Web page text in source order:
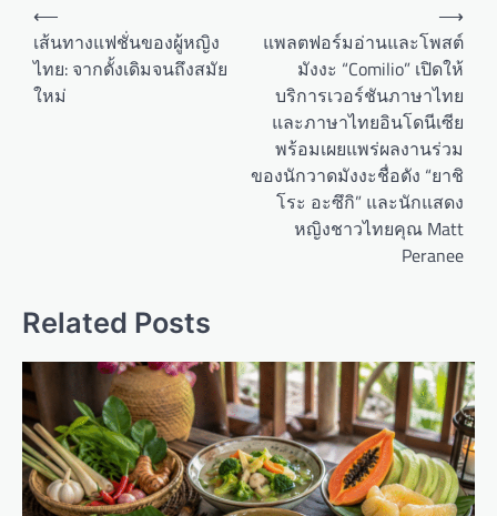
a
i
o
n
⟵
เส้นทางแฟชั่นของผู้หญิง
ไทย: จากดั้งเดิมจนถึงสมัย
ใหม่
แพลตฟอร์มอ่านและโพสต์
มังงะ “Comilio” เปิดให้
บริการเวอร์ชันภาษาไทย
และภาษาไทยอินโดนีเซีย
พร้อมเผยแพร่ผลงานร่วม
ของนักวาดมังงะชื่อดัง “ยาชิ
โระ อะซึกิ” และนักแสดง
หญิงชาวไทยคุณ Matt
Peranee
⟶
Related Posts